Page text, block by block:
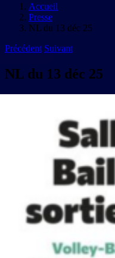
Accueil
Presse
NL du 13 déc 25
Précédent Suivant
NL du 13 déc 25